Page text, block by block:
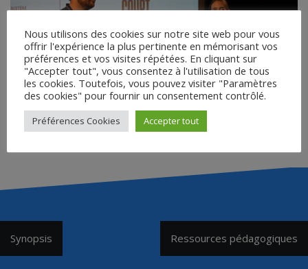
Navigation
de
Synopsis Ressources pédagogiques
Nous utilisons des cookies sur notre site web pour vous
offrir l'expérience la plus pertinente en mémorisant vos
préférences et vos visites répétées. En cliquant sur
"Accepter tout", vous consentez à l'utilisation de tous
les cookies. Toutefois, vous pouvez visiter "Paramètres
des cookies" pour fournir un consentement contrôlé.
Préférences Cookies Accepter tout